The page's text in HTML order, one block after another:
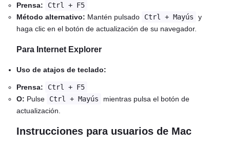
Prensa:
Ctrl + F5
Método alternativo: Mantén pulsado Ctrl + Mayús
y
haga clic en el botón de actualización de su navegador.
Para Internet Explorer
Uso de atajos de teclado:
Prensa:
Ctrl + F5
O: Pulse Ctrl + Mayús
mientras pulsa el botón de
actualización.
Instrucciones para usuarios de Mac